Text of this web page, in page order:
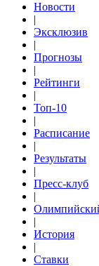
Новости
|
Эксклюзив
|
Прогнозы
|
Рейтинги
|
Топ-10
|
Расписание
|
Результаты
|
Пресс-клуб
|
|
История
|
Ставки